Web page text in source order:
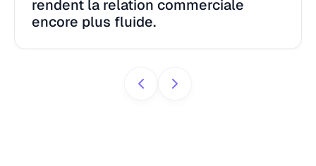
rendent la relation commerciale
encore plus fluide.